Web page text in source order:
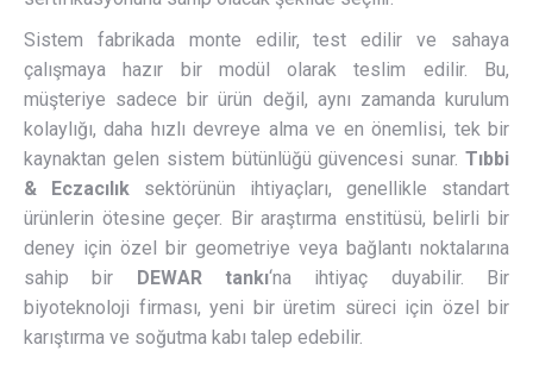
Sistem fabrikada monte edilir, test edilir ve sahaya
çalışmaya hazır bir modül olarak teslim edilir. Bu,
müşteriye sadece bir ürün değil, aynı zamanda kurulum
kolaylığı, daha hızlı devreye alma ve en önemlisi, tek bir
kaynaktan gelen sistem bütünlüğü güvencesi sunar. Tıbbi
& Eczacılık sektörünün ihtiyaçları, genellikle standart
ürünlerin ötesine geçer. Bir araştırma enstitüsü, belirli bir
deney için özel bir geometriye veya bağlantı noktalarına
sahip bir
DEWAR tankı‘na ihtiyaç duyabilir. Bir
biyoteknoloji firması, yeni bir üretim süreci için özel bir
karıştırma ve soğutma kabı talep edebilir.